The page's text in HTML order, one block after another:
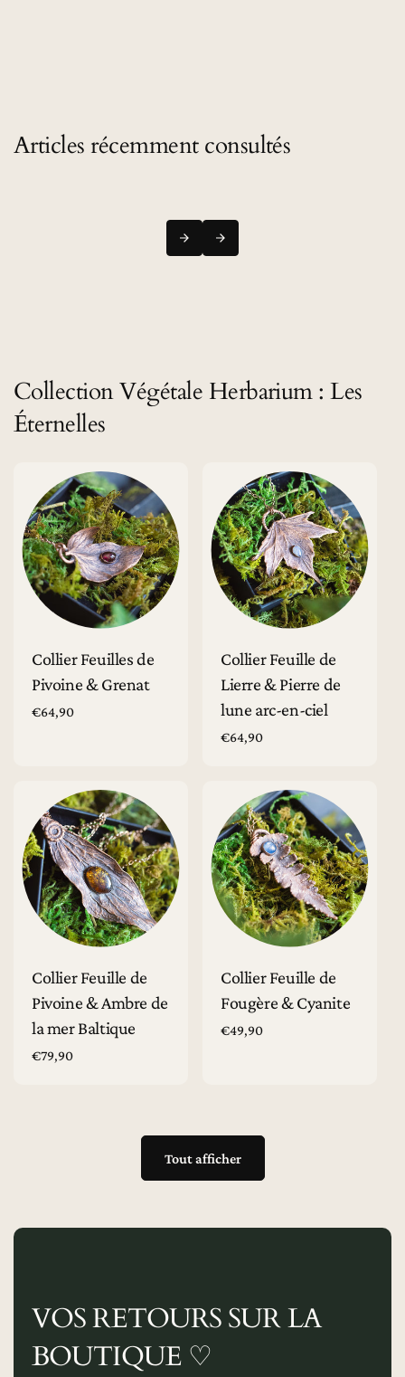
Articles récemment consultés
Collection Végétale Herbarium : Les
Éternelles
Ajouter au panier
Collier Feuilles de
Pivoine & Grenat
Prix
€64,90
Ajouter au panier
Collier Feuille de
Lierre & Pierre de
lune arc-en-ciel
Prix
€64,90
Ajouter au panier
Collier Feuille de
Pivoine & Ambre de
la mer Baltique
Prix
€79,90
Ajouter au panier
Collier Feuille de
Fougère & Cyanite
Prix
€49,90
Tout afficher
VOS RETOURS SUR LA
BOUTIQUE ♡